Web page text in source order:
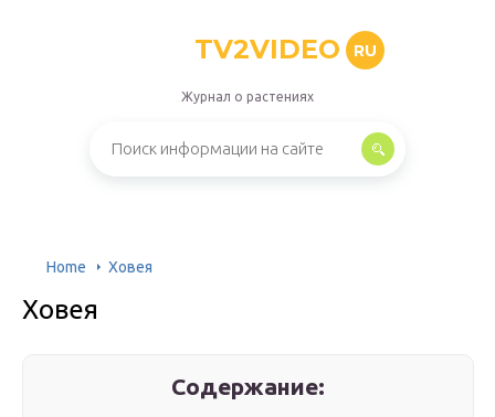
TV2VIDEO RU
Журнал о растениях
Home Ховея
Ховея
Содержание: